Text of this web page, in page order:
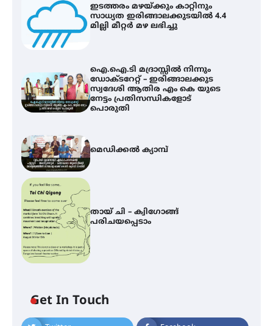
ഇടത്തരം മഴയ്ക്കും കാറ്റിനും
സാധ്യത ഇരിങ്ങാലക്കുടയിൽ 4.4
മില്ലി മീറ്റർ മഴ ലഭിച്ചു
ഐ.ഐ.ടി മദ്രാസ്സിൽ നിന്നും
ഡോക്ടറേറ്റ് – ഇരിങ്ങാലക്കുട
സ്വദേശി ആതിര എം കെ യുടെ
നേട്ടം പ്രതിസന്ധികളോട്
പൊരുതി
മെഡിക്കൽ ക്യാമ്പ്
തായ് ചി – ക്വിഗോങ്ങ്
പരിചയപ്പെടാം
Get In Touch